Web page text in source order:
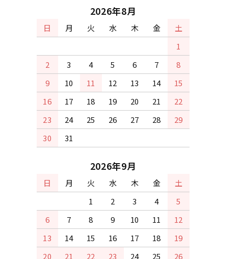
2026年8月
日 月 火 水 木 金
土
1
2
3 4 5 6 7
8
9
10 11 12 13 14
15
16
17 18 19 20 21
22
23
24 25 26 27 28
29
30
31
2026年9月
日 月 火 水 木 金
土
1
2 3 4
5
6
7 8 9 10 11
12
13
14 15 16 17 18
19
20
21 22 23 24 25
26